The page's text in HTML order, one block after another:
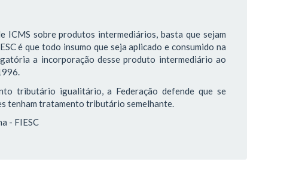
ICMS sobre produtos intermediários, basta que sejam
é que todo insumo que seja aplicado e consumido na
a incorporação desse produto intermediário ao
tributário igualitário, a Federação defende que se
tenham tratamento tributário semelhante.
- FIESC